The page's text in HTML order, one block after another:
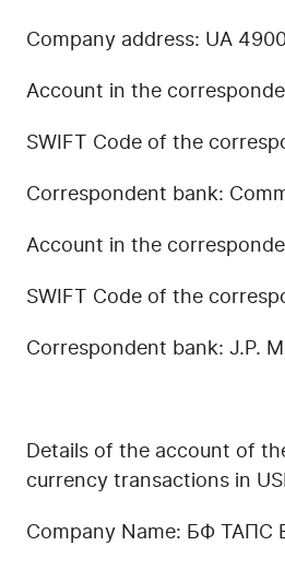
Company address: UA
Account in the
SWIFT Code of the
Correspondent bank:
Account in the
SWIFT Code of the
Correspondent bank: J.P.
Details of the account of
currency transactions in
Company Name: БФ TAПC